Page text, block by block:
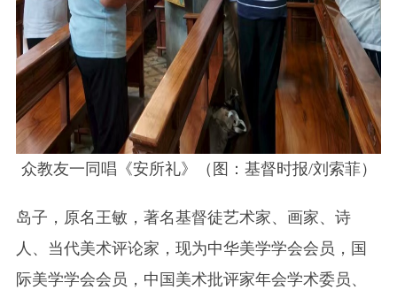
众教友一同唱《安所礼》（图：基督时报/刘索菲）
岛子，原名王敏，著名基督徒艺术家、画家、诗
人、当代美术评论家，现为中华美学学会会员，国
际美学学会会员，中国美术批评家年会学术委员、